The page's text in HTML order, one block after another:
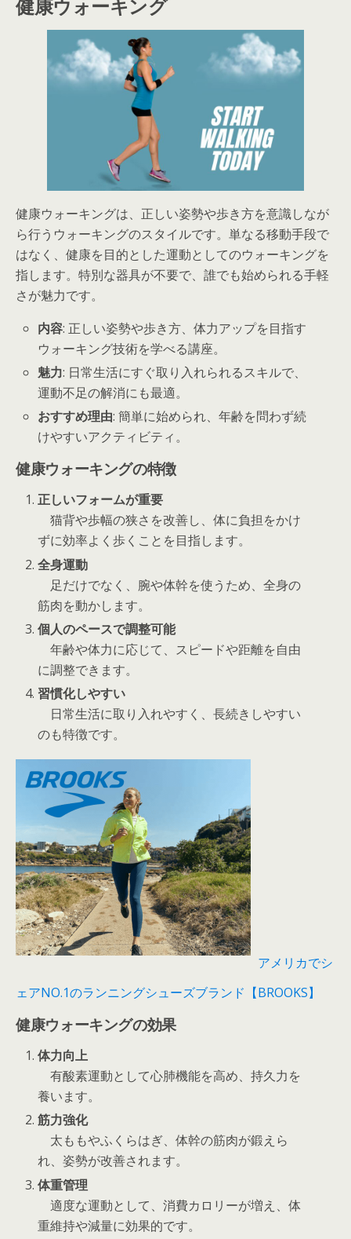
健康ウォーキングは、正しい姿勢や歩き方を意識しなが
ら行うウォーキングのスタイルです。単なる移動手段で
はなく、健康を目的とした運動としてのウォーキングを
指します。特別な器具が不要で、誰でも始められる手軽
さが魅力です。
内容: 正しい姿勢や歩き方、体力アップを目指す
ウォーキング技術を学べる講座。
魅力: 日常生活にすぐ取り入れられるスキルで、
運動不足の解消にも最適。
おすすめ理由: 簡単に始められ、年齢を問わず続
けやすいアクティビティ。
健康ウォーキングの特徴
正しいフォームが重要
猫背や歩幅の狭さを改善し、体に負担をかけ
ずに効率よく歩くことを目指します。
全身運動
足だけでなく、腕や体幹を使うため、全身の
筋肉を動かします。
個人のペースで調整可能
年齢や体力に応じて、スピードや距離を自由
に調整できます。
習慣化しやすい
日常生活に取り入れやすく、長続きしやすい
のも特徴です。
アメリカでシ
ェアNO.1のランニングシューズブランド【BROOKS】
健康ウォーキングの効果
体力向上
有酸素運動として心肺機能を高め、持久力を
養います。
筋力強化
太ももやふくらはぎ、体幹の筋肉が鍛えら
れ、姿勢が改善されます。
体重管理
適度な運動として、消費カロリーが増え、体
重維持や減量に効果的です。